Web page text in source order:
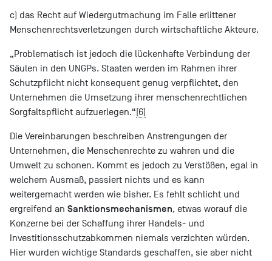
c) das Recht auf Wiedergutmachung im Falle erlittener
Menschenrechtsverletzungen durch wirtschaftliche Akteure.
„Problematisch ist jedoch die lückenhafte Verbindung der
Säulen in den UNGPs. Staaten werden im Rahmen ihrer
Schutzpflicht nicht konsequent genug verpflichtet, den
Unternehmen die Umsetzung ihrer menschenrechtlichen
Sorgfaltspflicht aufzuerlegen.“[6]
Die Vereinbarungen beschreiben Anstrengungen der
Unternehmen, die Menschenrechte zu wahren und die
Umwelt zu schonen. Kommt es jedoch zu Verstößen, egal in
welchem Ausmaß, passiert nichts und es kann
weitergemacht werden wie bisher. Es fehlt schlicht und
ergreifend an Sanktionsmechanismen, etwas worauf die
Konzerne bei der Schaffung ihrer Handels- und
Investitionsschutzabkommen niemals verzichten würden.
Hier wurden wichtige Standards geschaffen, sie aber nicht